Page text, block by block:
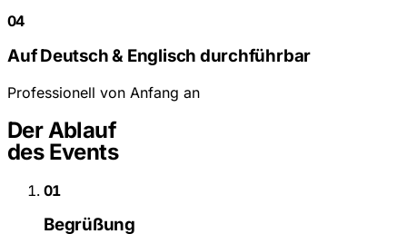
04
Auf Deutsch & Englisch durchführbar
Professionell von Anfang an
Der Ablauf
des Events
01
Begrüßung